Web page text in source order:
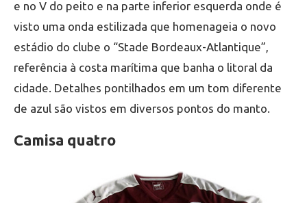
e no V do peito e na parte inferior esquerda onde é
visto uma onda estilizada que homenageia o novo
estádio do clube o “Stade Bordeaux-Atlantique”,
referência à costa marítima que banha o litoral da
cidade. Detalhes pontilhados em um tom diferente
de azul são vistos em diversos pontos do manto.
Camisa quatro